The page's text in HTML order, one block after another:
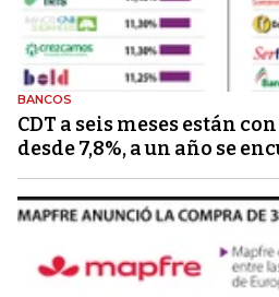
BANCOS
CDT a seis meses están
desde 7,8%, a un año se